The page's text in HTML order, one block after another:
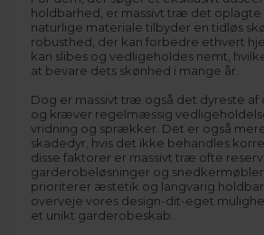
holdbarhed, er massivt træ det oplagte
naturlige materiale tilbyder en tidløs
robusthed, der kan forbedre ethvert
kan slibes og vedligeholdes nemt,
at bevare dets skønhed i mange år.
Dog er massivt træ også det dyreste af
og kræver regelmæssig
vridning og sprækker. Det er også
skadedyr, hvis det ikke behandles
disse faktorer er massivt træ ofte
garderobeløsninger og
prioriterer æstetik og langvarig
overveje vores design-dit-eget
et unikt garderobeskab.